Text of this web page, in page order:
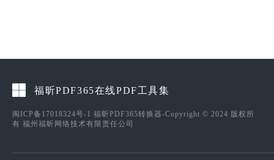
福昕PDF365在线PDF工具集
闽ICP备17018324号-1 福昕PDF365转换器-Copyright © 2024 版权所
有 福州福昕网络技术有限责任公司